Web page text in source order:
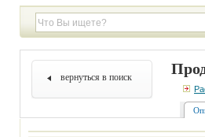
вернуться в поиск